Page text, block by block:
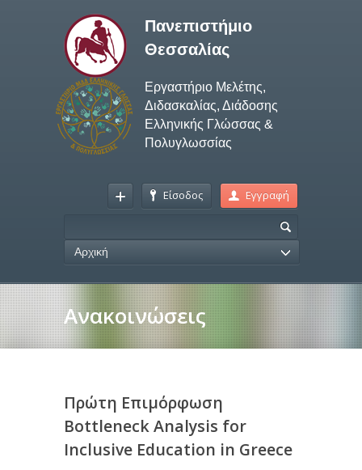
Πανεπιστήμιο
Θεσσαλίας
Εργαστήριο Μελέτης,
Διδασκαλίας, Διάδοσης
Ελληνικής Γλώσσας &
Πολυγλωσσίας
Είσοδος Εγγραφή
Αρχική
Ανακοινώσεις
Πρώτη Επιμόρφωση
Bottleneck Analysis for
Inclusive Education in Greece